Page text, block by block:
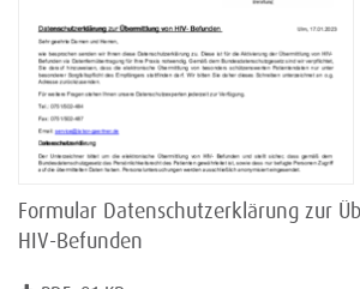
Formular Datenschutzerklärung zur
HIV-Befunden